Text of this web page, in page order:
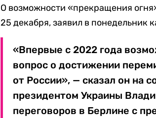
О возможности «прекращения
25 декабря, заявил в
«Впервые с 2022 года
вопрос о достижении
от России», — сказал он на
президентом Украины
переговоров в Берлине с